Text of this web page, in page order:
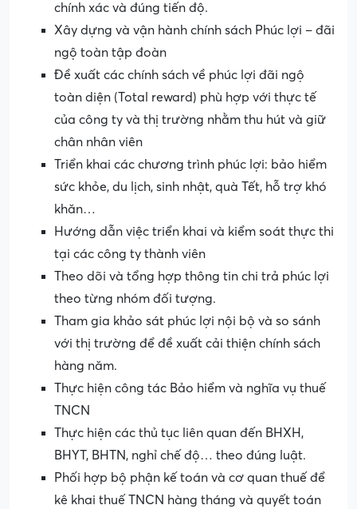
chính xác và đúng tiến độ.
Xây dựng và vận hành chính sách Phúc lợi – đãi
ngộ toàn tập đoàn
Đề xuất các chính sách về phúc lợi đãi ngộ
toàn diện (Total reward) phù hợp với thực tế
của công ty và thị trường nhằm thu hút và giữ
chân nhân viên
Triển khai các chương trình phúc lợi: bảo hiểm
sức khỏe, du lịch, sinh nhật, quà Tết, hỗ trợ khó
khăn…
Hướng dẫn việc triển khai và kiểm soát thực thi
tại các công ty thành viên
Theo dõi và tổng hợp thông tin chi trả phúc lợi
theo từng nhóm đối tượng.
Tham gia khảo sát phúc lợi nội bộ và so sánh
với thị trường để đề xuất cải thiện chính sách
hàng năm.
Thực hiện công tác Bảo hiểm và nghĩa vụ thuế
TNCN
Thực hiện các thủ tục liên quan đến BHXH,
BHYT, BHTN, nghỉ chế độ… theo đúng luật.
Phối hợp bộ phận kế toán và cơ quan thuế để
kê khai thuế TNCN hàng tháng và quyết toán